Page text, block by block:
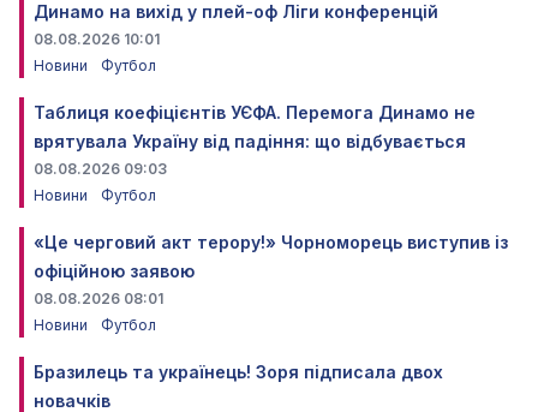
Динамо на вихід у плей-оф Ліги конференцій
08.08.2026 10:01
Новини
Футбол
Таблиця коефіцієнтів УЄФА. Перемога Динамо не
врятувала Україну від падіння: що відбувається
08.08.2026 09:03
Новини
Футбол
«Це черговий акт терору!» Чорноморець виступив із
офіційною заявою
08.08.2026 08:01
Новини
Футбол
Бразилець та українець! Зоря підписала двох
новачків